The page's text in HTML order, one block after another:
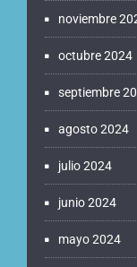
noviembre
octubre 2024
septiembre
agosto 2024
julio 2024
junio 2024
mayo 2024